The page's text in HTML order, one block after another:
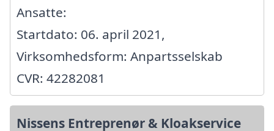
Ansatte:
Startdato: 06. april 2021,
Virksomhedsform: Anpartsselskab
CVR: 42282081
Nissens Entreprenør & Kloakservice